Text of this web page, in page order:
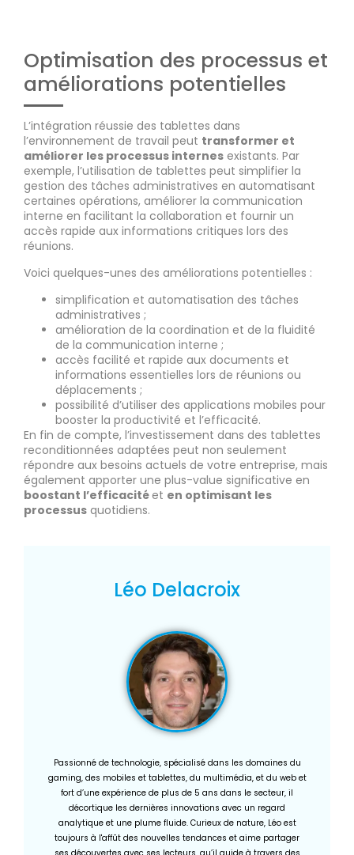
Optimisation des processus et
améliorations potentielles
L’intégration réussie des tablettes dans
l’environnement de travail peut transformer et
améliorer les processus internes existants. Par
exemple, l’utilisation de tablettes peut simplifier la
gestion des tâches administratives en automatisant
certaines opérations, améliorer la communication
interne en facilitant la collaboration et fournir un
accès rapide aux informations critiques lors des
réunions.
Voici quelques-unes des améliorations potentielles :
simplification et automatisation des tâches
administratives ;
amélioration de la coordination et de la fluidité
de la communication interne ;
accès facilité et rapide aux documents et
informations essentielles lors de réunions ou
déplacements ;
possibilité d’utiliser des applications mobiles pour
booster la productivité et l’efficacité.
En fin de compte, l’investissement dans des tablettes
reconditionnées adaptées peut non seulement
répondre aux besoins actuels de votre entreprise, mais
également apporter une plus-value significative en
boostant l’efficacité et en optimisant les
processus quotidiens.
Léo Delacroix
Passionné de technologie, spécialisé dans les domaines du
gaming, des mobiles et tablettes, du multimédia, et du web et
fort d’une expérience de plus de 5 ans dans le secteur, il
décortique les dernières innovations avec un regard
analytique et une plume fluide. Curieux de nature, Léo est
toujours à l'affût des nouvelles tendances et aime partager